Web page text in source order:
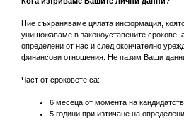
Ние съхраняваме цялата информация,
унищожаваме в законоуставените срокове,
определени от нас и след окончателно
финансови отношения. Не пазим Ваши
Част от сроковете са:
6 месеца от момента на
5 години при изтичане на